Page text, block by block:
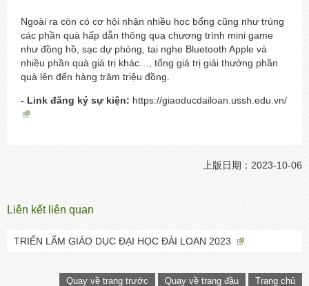
Ngoài ra còn có cơ hội nhận nhiều học bổng cũng như trúng
các phần quà hấp dẫn thông qua chương trình mini game
như đồng hồ, sạc dự phòng, tai nghe Bluetooth Apple và
nhiều phần quà giá trị khác…, tổng giá trị giải thưởng phần
quà lên đến hàng trăm triệu đồng.
- Link đăng ký sự kiện: https://giaoducdailoan.ussh.edu.vn/
上版日期：2023-10-06
Liên kết liên quan
TRIỂN LÃM GIÁO DỤC ĐẠI HỌC ĐÀI LOAN 2023
Quay về trang trước Quay về trang đầu Trang chủ